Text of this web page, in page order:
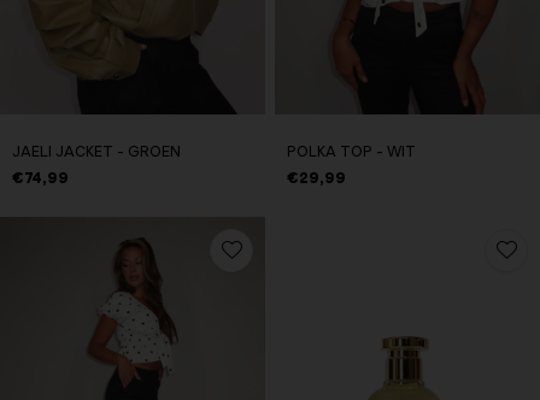
JAELI JACKET - GROEN
€74,99
POLKA TOP - WIT
€29,99